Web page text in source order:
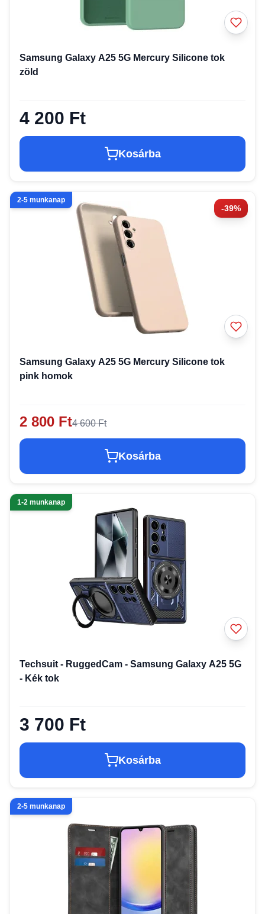
Samsung Galaxy A25 5G Mercury Silicone tok
zöld
4 200 Ft
Kosárba
-39%
2-5 munkanap
Samsung Galaxy A25 5G Mercury Silicone tok
pink homok
2 800 Ft4 600 Ft
Kosárba
1-2 munkanap
Techsuit - RuggedCam - Samsung Galaxy A25 5G
- Kék tok
3 700 Ft
Kosárba
2-5 munkanap